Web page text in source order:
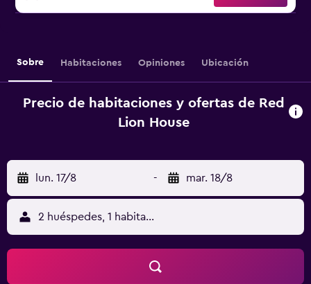
Sobre Habitaciones Opiniones Ubicación
Precio de habitaciones y ofertas de Red
Lion House
lun. 17/8 - mar. 18/8
2 huéspedes, 1 habitación